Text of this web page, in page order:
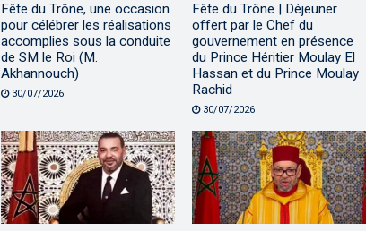
Fête du Trône, une occasion
pour célébrer les réalisations
accomplies sous la conduite
de SM le Roi (M.
Akhannouch)
30/07/2026
Fête du Trône | Déjeuner
offert par le Chef du
gouvernement en présence
du Prince Héritier Moulay El
Hassan et du Prince Moulay
Rachid
30/07/2026